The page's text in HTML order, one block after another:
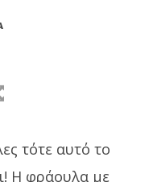
τότε αυτό το
Η φράουλα με